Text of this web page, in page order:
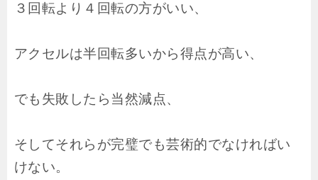
３回転より４回転の方がいい、
アクセルは半回転多いから得点が高い、
でも失敗したら当然減点、
そしてそれらが完璧でも芸術的でなければい
けない。